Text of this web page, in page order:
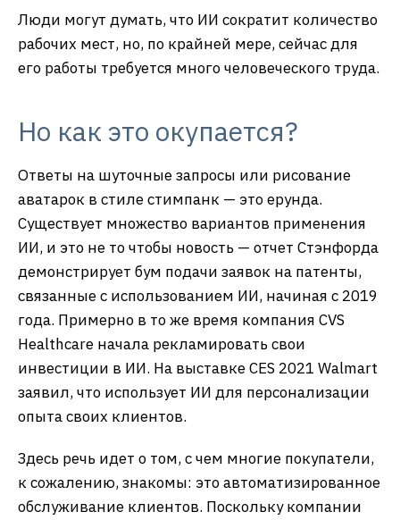
Люди могут думать, что ИИ сократит количество
рабочих мест, но, по крайней мере, сейчас для
его работы требуется много человеческого труда.
Но как это окупается?
Ответы на шуточные запросы или рисование
аватарок в стиле стимпанк — это ерунда.
Существует множество вариантов применения
ИИ, и это не то чтобы новость — отчет Стэнфорда
демонстрирует бум подачи заявок на патенты,
связанные с использованием ИИ, начиная с 2019
года. Примерно в то же время компания CVS
Healthcare начала рекламировать свои
инвестиции в ИИ. На выставке CES 2021 Walmart
заявил, что использует ИИ для персонализации
опыта своих клиентов.
Здесь речь идет о том, с чем многие покупатели,
к сожалению, знакомы: это автоматизированное
обслуживание клиентов. Поскольку компании